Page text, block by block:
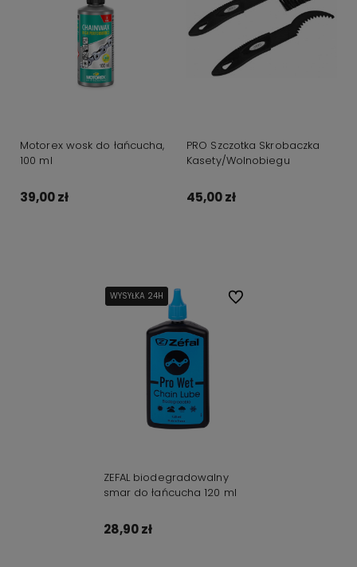
Motorex wosk do łańcucha,
100 ml
39,00 zł
PRO Szczotka Skrobaczka
Kasety/Wolnobiegu
45,00 zł
WYSYŁKA 24H
WYSYŁKA 24H
ZEFAL biodegradowalny
smar do łańcucha 120 ml
28,90 zł
Do ulubionych